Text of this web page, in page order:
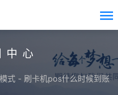
中心
式 - 刷卡机pos什么时候到账